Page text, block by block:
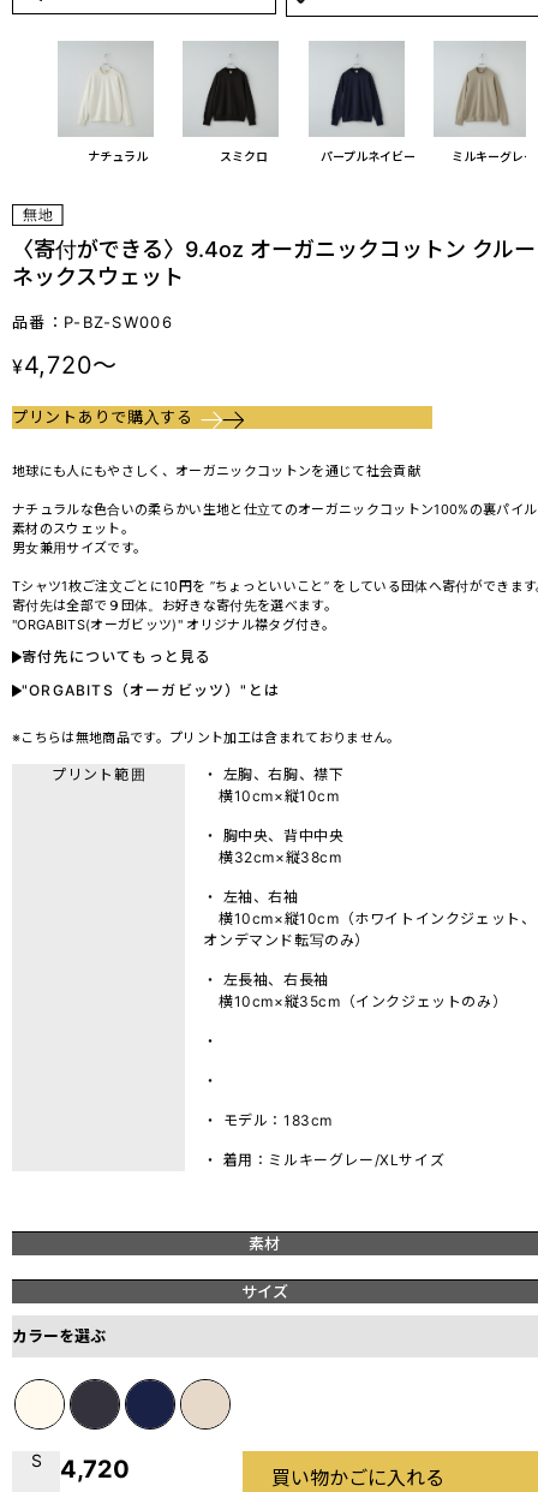
ナチュラル スミクロ パープルネイビー ミルキーグレー
〈寄付ができる〉9.4oz オーガニックコットン クルー
ネックスウェット
品番：P-BZ-SW006
¥4,720～
プリントありで購入する
地球にも人にもやさしく、オーガニックコットンを通じて社会貢献
ナチュラルな色合いの柔らかい生地と仕立てのオーガニックコットン100%の裏パイル
素材のスウェット。
男女兼用サイズです。
Tシャツ1枚ご注文ごとに10円を ”ちょっといいこと” をしている団体へ寄付ができま
寄付先は全部で９団体。お好きな寄付先を選べます。
"ORGABITS(オーガビッツ)" オリジナル襟タグ付き。
寄付先についてもっと見る
"ORGABITS（オーガビッツ）"とは
※こちらは無地商品です。プリント加工は含まれておりません。
プリント範囲
・ 左胸、右胸、襟下
横10cm×縦10cm
・ 胸中央、背中中央
横32cm×縦38cm
・ 左袖、右袖
横10cm×縦10cm（ホワイトインクジェット、
オンデマンド転写のみ）
・ 左長袖、右長袖
横10cm×縦35cm（インクジェットのみ）
・
・
・ モデル：183cm
・ 着用：ミルキーグレー/XLサイズ
素材
サイズ
カラーを選ぶ
S 4,720 買い物かごに入れる